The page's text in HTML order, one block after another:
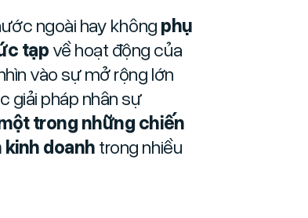
ngoài hay không phụ
tạp về hoạt động của
vào sự mở rộng lớn
giải pháp nhân sự
trong những chiến
doanh trong nhiều